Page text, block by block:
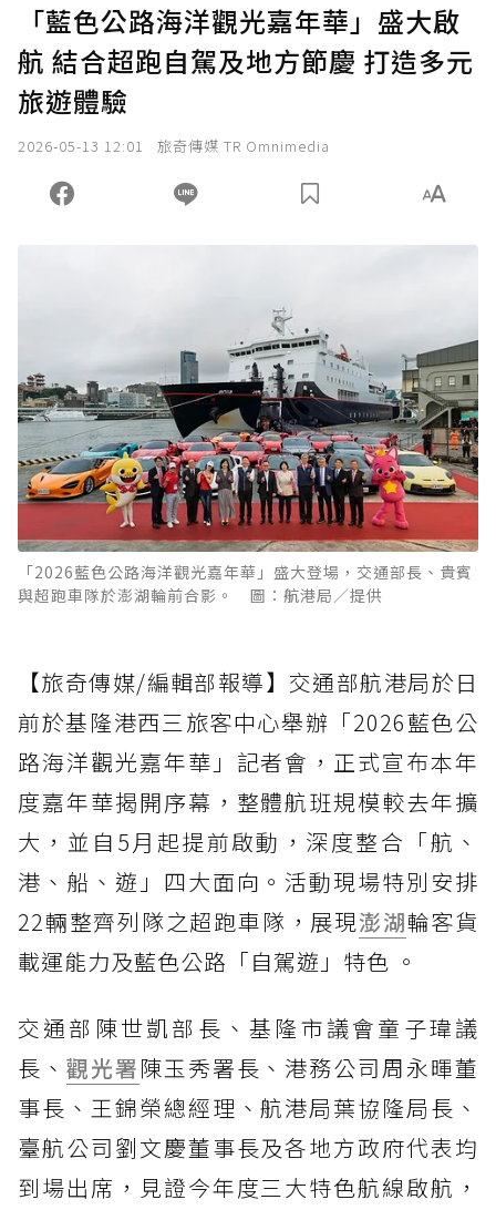
「藍色公路海洋觀光嘉年華」盛大啟
航 結合超跑自駕及地方節慶 打造多元
旅遊體驗
2026-05-13 12:01 旅奇傳媒 TR Omnimedia
「2026藍色公路海洋觀光嘉年華」盛大登場，交通部長、貴賓
與超跑車隊於澎湖輪前合影。 圖：航港局／提供
【旅奇傳媒/編輯部報導】交通部航港局於日
前於基隆港西三旅客中心舉辦「2026藍色公
路海洋觀光嘉年華」記者會，正式宣布本年
度嘉年華揭開序幕，整體航班規模較去年擴
大，並自5月起提前啟動，深度整合「航、
港、船、遊」四大面向。活動現場特別安排
22輛整齊列隊之超跑車隊，展現澎湖輪客貨
載運能力及藍色公路「自駕遊」特色 。
交通部陳世凱部長、基隆市議會童子瑋議
長、 觀光署陳玉秀署長、港務公司周永暉董
事長、王錦榮總經理、航港局葉協隆局長、
臺航公司劉文慶董事長及各地方政府代表均
到場出席，見證今年度三大特色航線啟航，